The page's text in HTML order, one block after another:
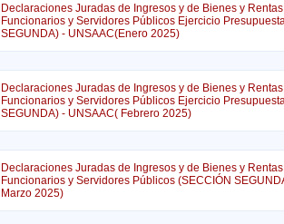
Declaraciones Juradas de Ingresos y de Bienes y
Funcionarios y Servidores Públicos Ejercicio
SEGUNDA) - UNSAAC(Enero 2025)
Declaraciones Juradas de Ingresos y de Bienes y
Funcionarios y Servidores Públicos Ejercicio
SEGUNDA) - UNSAAC( Febrero 2025)
Declaraciones Juradas de Ingresos y de Bienes y
Funcionarios y Servidores Públicos (SECCIÓN
Marzo 2025)